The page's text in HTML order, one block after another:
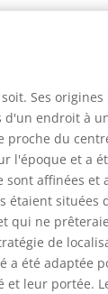
Ses
endroit à
proche du
l'époque et a
affinées et
ne
de
été adaptée
leur portée.